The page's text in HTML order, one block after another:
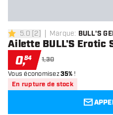
5 étoiles de notation
5.0 [2] Marque: BULL'S
Ailette BULL'S Erotic
0,84 1,30
Vous économisez35% !
En rupture de stock